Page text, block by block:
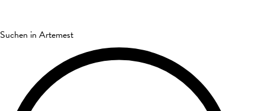
Suchen in Artemest